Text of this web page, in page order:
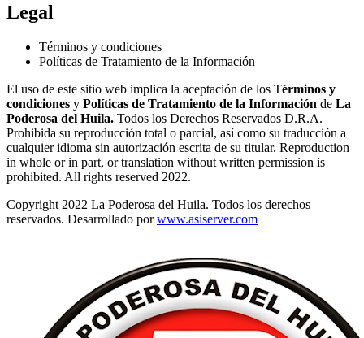
Legal
Términos y condiciones
Políticas de Tratamiento de la Información
El uso de este sitio web implica la aceptación de los Términos y
condiciones y Políticas de Tratamiento de la Información de La
Poderosa del Huila. Todos los Derechos Reservados D.R.A.
Prohibida su reproducción total o parcial, así como su traducción a
cualquier idioma sin autorización escrita de su titular. Reproduction
in whole or in part, or translation without written permission is
prohibited. All rights reserved 2022.
Copyright 2022 La Poderosa del Huila. Todos los derechos
reservados. Desarrollado porwww.asiserver.com